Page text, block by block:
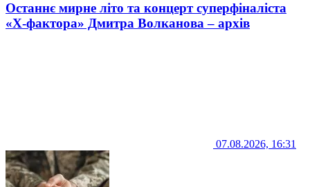
Останнє мирне літо та концерт суперфіналіста
«Х-фактора» Дмитра Волканова – архів
07.08.2026, 16:31